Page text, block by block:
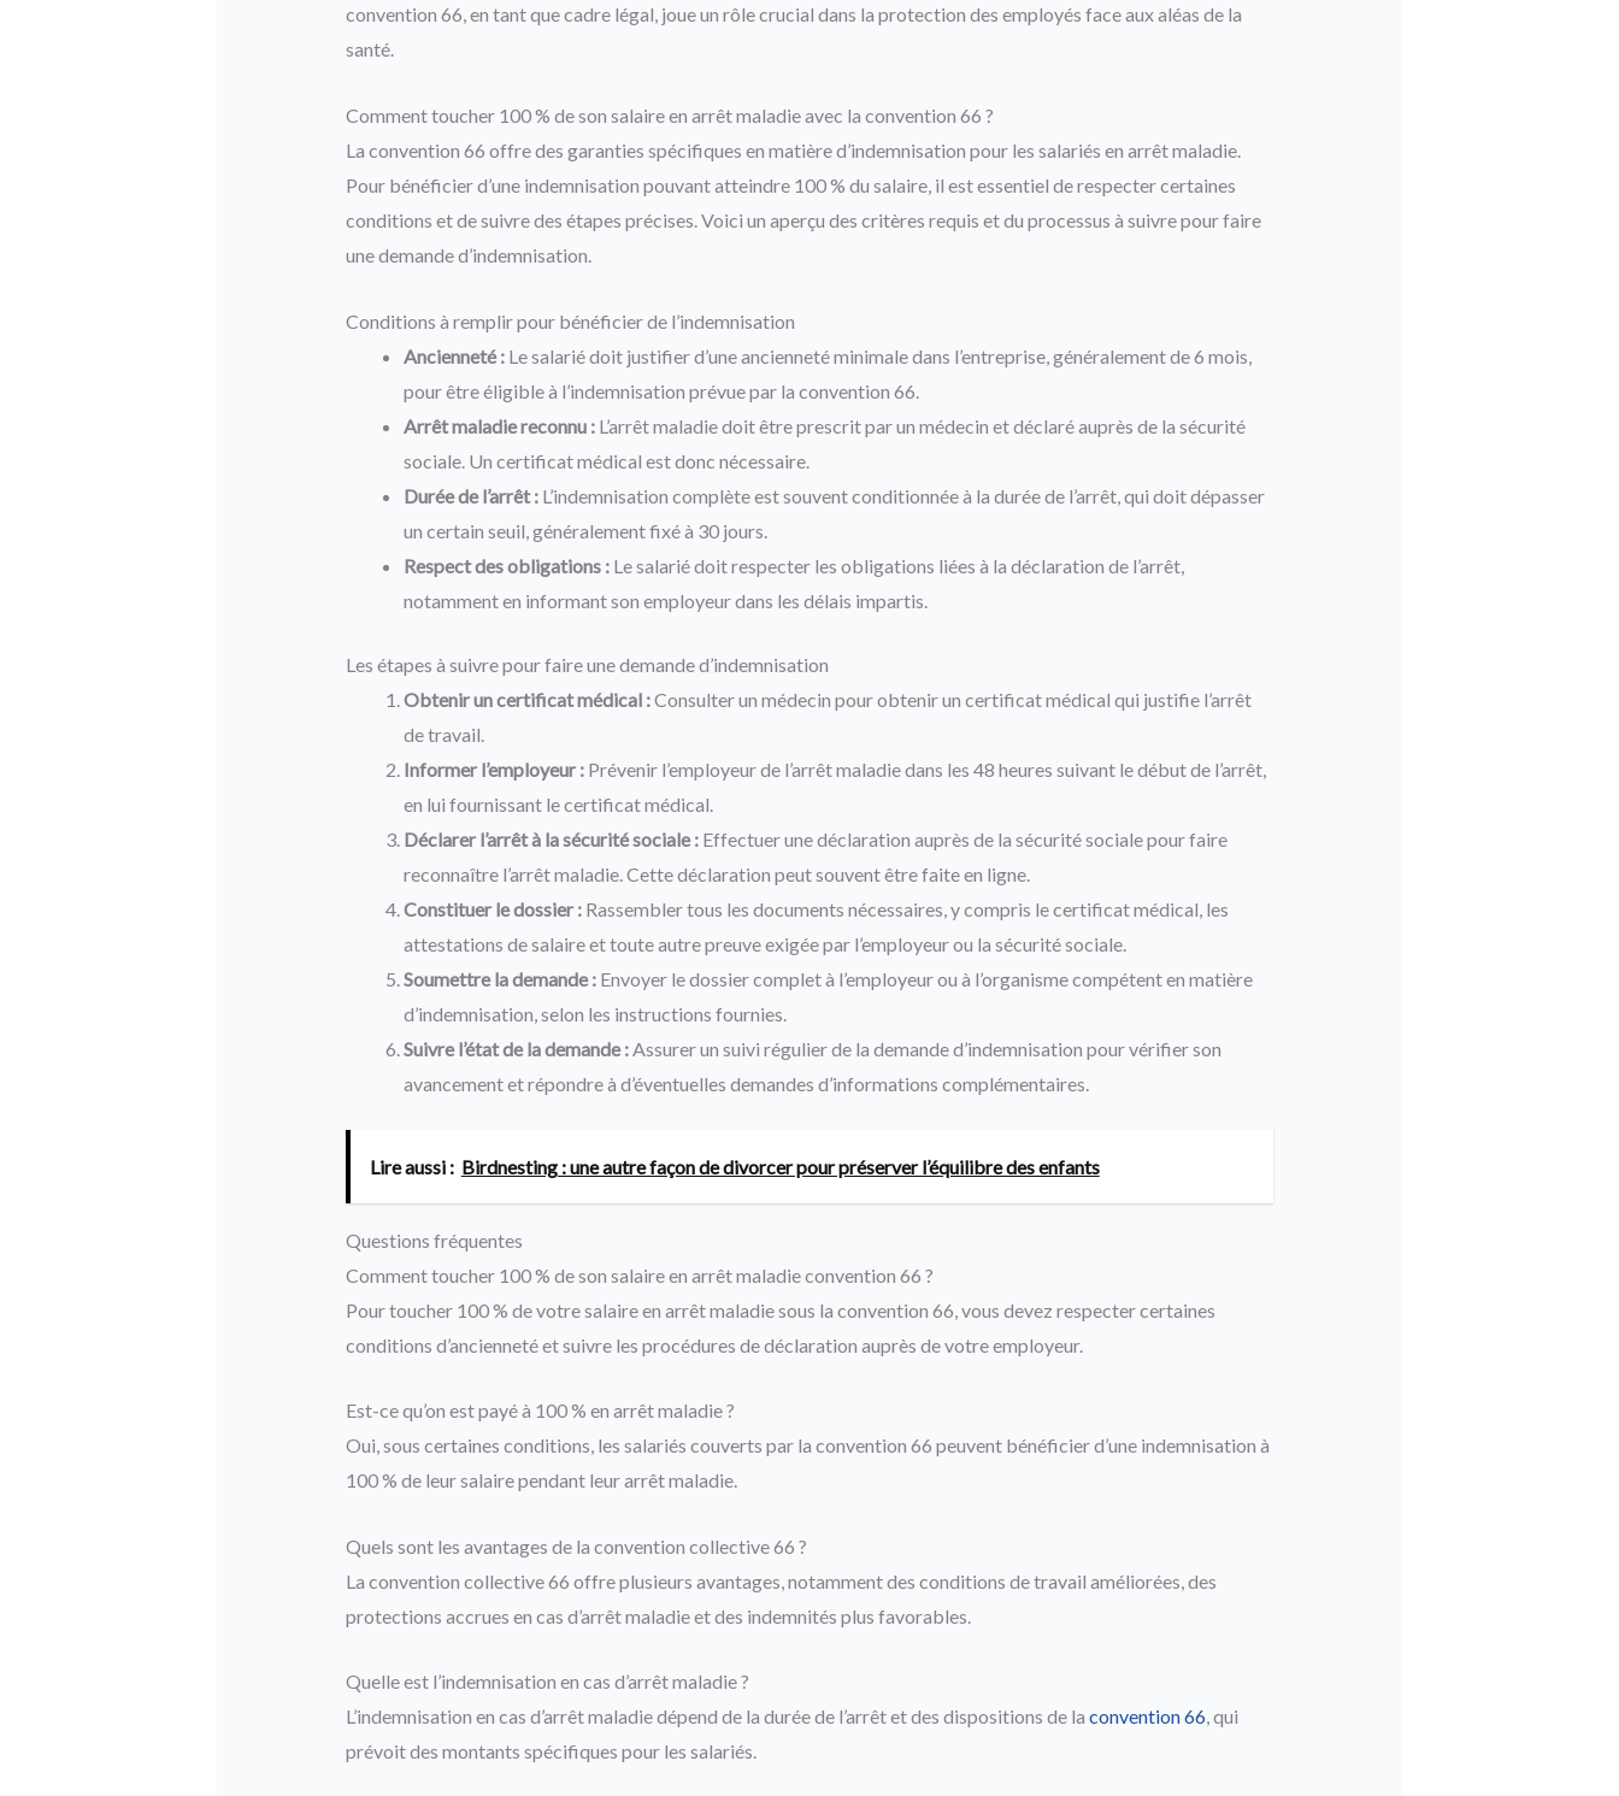
convention 66, en tant que cadre légal, joue un rôle crucial dans la protection des employés face aux aléas de la
santé.
Comment toucher 100 % de son salaire en arrêt maladie avec la convention 66 ?
La convention 66 offre des garanties spécifiques en matière d’indemnisation pour les salariés en arrêt maladie.
Pour bénéficier d’une indemnisation pouvant atteindre 100 % du salaire, il est essentiel de respecter certaines
conditions et de suivre des étapes précises. Voici un aperçu des critères requis et du processus à suivre pour faire
une demande d’indemnisation.
Conditions à remplir pour bénéficier de l’indemnisation
Ancienneté :Le salarié doit justifier d’une ancienneté minimale dans l’entreprise, généralement de 6 mois,
pour être éligible à l’indemnisation prévue par la convention 66.
Arrêt maladie reconnu :L’arrêt maladie doit être prescrit par un médecin et déclaré auprès de la sécurité
sociale. Un certificat médical est donc nécessaire.
Durée de l’arrêt :L’indemnisation complète est souvent conditionnée à la durée de l’arrêt, qui doit dépasser
un certain seuil, généralement fixé à 30 jours.
Respect des obligations :Le salarié doit respecter les obligations liées à la déclaration de l’arrêt,
notamment en informant son employeur dans les délais impartis.
Les étapes à suivre pour faire une demande d’indemnisation
Obtenir un certificat médical :Consulter un médecin pour obtenir un certificat médical qui justifie l’arrêt
de travail.
Informer l’employeur :Prévenir l’employeur de l’arrêt maladie dans les 48 heures suivant le début de l’arrêt,
en lui fournissant le certificat médical.
Déclarer l’arrêt à la sécurité sociale :Effectuer une déclaration auprès de la sécurité sociale pour faire
reconnaître l’arrêt maladie. Cette déclaration peut souvent être faite en ligne.
Constituer le dossier :Rassembler tous les documents nécessaires, y compris le certificat médical, les
attestations de salaire et toute autre preuve exigée par l’employeur ou la sécurité sociale.
Soumettre la demande :Envoyer le dossier complet à l’employeur ou à l’organisme compétent en matière
d’indemnisation, selon les instructions fournies.
Suivre l’état de la demande :Assurer un suivi régulier de la demande d’indemnisation pour vérifier son
avancement et répondre à d’éventuelles demandes d’informations complémentaires.
Lire aussi : Birdnesting : une autre façon de divorcer pour préserver l’équilibre des enfants
Questions fréquentes
Comment toucher 100 % de son salaire en arrêt maladie convention 66 ?
Pour toucher 100 % de votre salaire en arrêt maladie sous la convention 66, vous devez respecter certaines
conditions d’ancienneté et suivre les procédures de déclaration auprès de votre employeur.
Est-ce qu’on est payé à 100 % en arrêt maladie ?
Oui, sous certaines conditions, les salariés couverts par la convention 66 peuvent bénéficier d’une indemnisation à
100 % de leur salaire pendant leur arrêt maladie.
Quels sont les avantages de la convention collective 66 ?
La convention collective 66 offre plusieurs avantages, notamment des conditions de travail améliorées, des
protections accrues en cas d’arrêt maladie et des indemnités plus favorables.
Quelle est l’indemnisation en cas d’arrêt maladie ?
L’indemnisation en cas d’arrêt maladie dépend de la durée de l’arrêt et des dispositions de la convention 66, qui
prévoit des montants spécifiques pour les salariés.